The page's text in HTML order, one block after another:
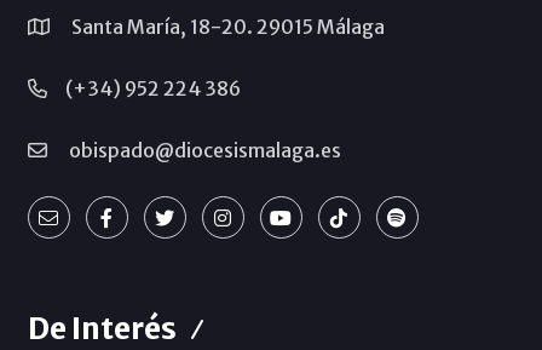
Santa María, 18-20. 29015 Málaga
(+34) 952 224 386
obispado@diocesismalaga.es
De Interés